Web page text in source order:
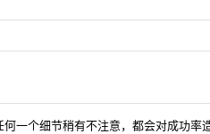
个细节稍有不注意，都会对成功率